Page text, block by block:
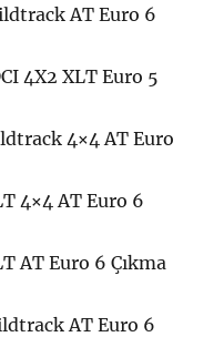
AT Euro 6
4X2 XLT Euro 5
4×4 AT Euro
4×4 AT Euro 6
AT Euro 6 Çıkma
AT Euro 6